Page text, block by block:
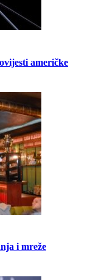
američke
i mreže